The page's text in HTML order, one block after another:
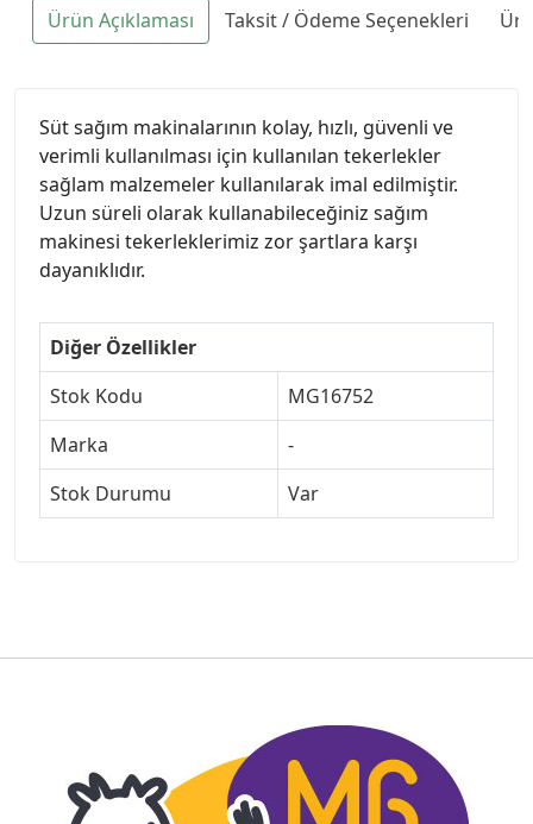
Ürün Açıklaması Taksit / Ödeme Seçenekleri
Süt sağım makinalarının kolay, hızlı, güvenli ve
verimli kullanılması için kullanılan tekerlekler
sağlam malzemeler kullanılarak imal edilmiştir.
Uzun süreli olarak kullanabileceğiniz sağım
makinesi tekerleklerimiz zor şartlara karşı
dayanıklıdır.
Diğer Özellikler
Stok Kodu
MG16752
Marka
-
Stok Durumu
Var